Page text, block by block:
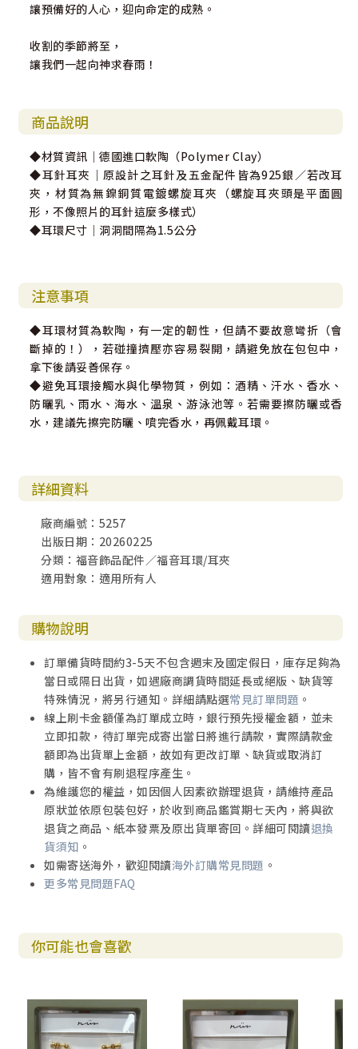
讓預備好的人心，迎向命定的成熟。
收割的季節將至，
讓我們一起向神求春雨！
商品說明
◆材質資訊｜德國進口軟陶（Polymer Clay）
◆耳針耳夾｜原設計之耳針及五金配件皆為925銀／若改耳
夾，材質為無鎳銅質電鍍螺旋耳夾（螺旋耳夾頭是平面圓
形，不像照片的耳針這麼多樣式）
◆耳環尺寸｜洞洞間隔為1.5公分
注意事項
◆耳環材質為軟陶，有一定的韌性，但請不要故意彎折（會
斷掉的！），若碰撞擠壓亦容易裂開，請避免放在包包中，
拿下後請妥善保存。
◆避免耳環接觸水與化學物質，例如：酒精、汗水、香水、
防曬乳、雨水、海水、溫泉、游泳池等。若需要擦防曬或香
水，建議先擦完防曬、噴完香水，再佩戴耳環。
詳細資料
廠商編號：5257
出版日期：20260225
分類：福音飾品配件／福音耳環/耳夾
適用對象：適用所有人
購物說明
訂單備貨時間約3-5天不包含週末及國定假日，庫存足夠為
當日或隔日出貨，如遇廠商調貨時間延長或絕版、缺貨等
特殊情況，將另行通知。詳細請點選常見訂單問題 。
線上刷卡金額僅為訂單成立時，銀行預先授權金額，並未
立即扣款，待訂單完成寄出當日將進行請款，實際請款金
額即為出貨單上金額，故如有更改訂單、缺貨或取消訂
購，皆不會有刷退程序產生。
為維護您的權益，如因個人因素欲辦理退貨，請維持產品
原狀並依原包裝包好，於收到商品鑑賞期七天內，將與欲
退貨之商品、紙本發票及原出貨單寄回。詳細可閱讀退換
貨須知 。
如需寄送海外，歡迎閱讀海外訂購常見問題 。
更多常見問題FAQ
你可能也會喜歡